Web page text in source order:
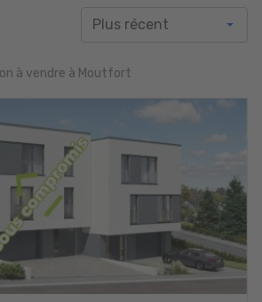
à vendre à Moutfort